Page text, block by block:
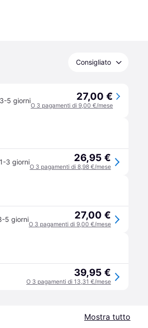
Consigliato
3-5 giorni 27,00 €
O 3 pagamenti di 9,00 €/mese
1-3 giorni 26,95 €
O 3 pagamenti di 8,98 €/mese
5 giorni 27,00 €
O 3 pagamenti di 9,00 €/mese
39,95 €
O 3 pagamenti di 13,31 €/mese
Mostra tutto